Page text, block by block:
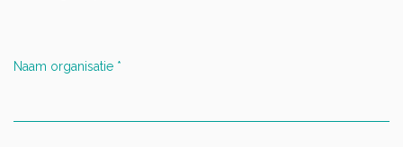
Naam organisatie *